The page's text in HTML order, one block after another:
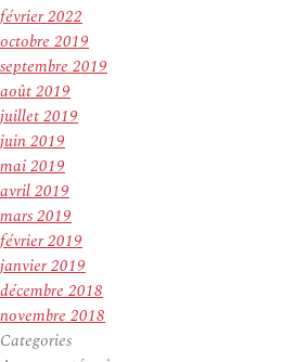
février 2022
octobre 2019
septembre 2019
août 2019
juillet 2019
juin 2019
mai 2019
avril 2019
mars 2019
février 2019
janvier 2019
décembre 2018
novembre 2018
Categories